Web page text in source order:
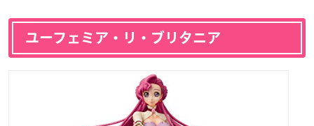
ユーフェミア・リ・ブリタニア